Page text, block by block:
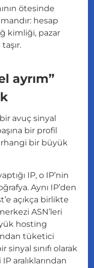
ötesinde
hesap
kimliği, pazar
ayrım”
avuç sinyal
bir profil
bir büyük
IP, o IP’nin
Aynı IP’den
açıkça birlikte
ASN’leri
hosting
tüketici
sinyal sınıfı olarak
aralıklarından